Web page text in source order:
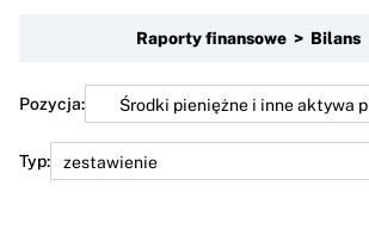
Raporty finansowe > Bilans
Pozycja:
Typ: